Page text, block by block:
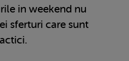
in weekend nu
sferturi care sunt